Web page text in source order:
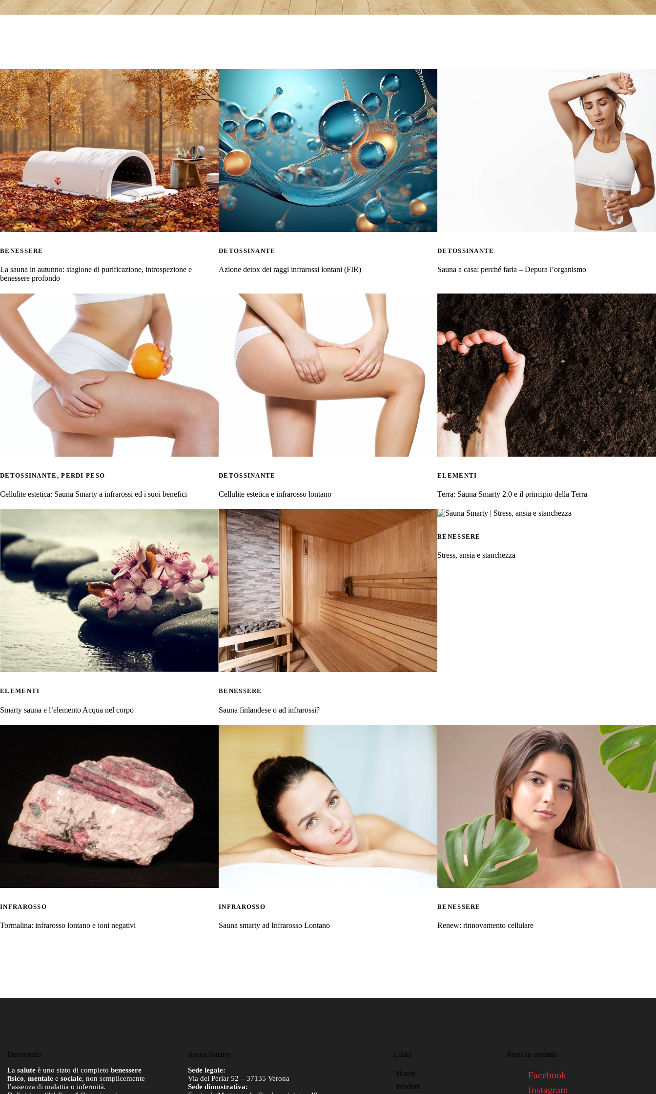
BENESSERE
La sauna in autunno: stagione di purificazione, introspezione e
benessere profondo
DETOSSINANTE
Azione detox dei raggi infrarossi lontani (FIR)
DETOSSINANTE
Sauna a casa: perché farla – Depura l’organismo
DETOSSINANTE ,PERDI PESO
Cellulite estetica: Sauna Smarty a infrarossi ed i suoi benefici
DETOSSINANTE
Cellulite estetica e infrarosso lontano
ELEMENTI
Terra: Sauna Smarty 2.0 e il principio della Terra
ELEMENTI
Smarty sauna e l’elemento Acqua nel corpo
BENESSERE
Sauna finlandese o ad infrarossi?
BENESSERE
Stress, ansia e stanchezza
INFRAROSSO
Tormalina: infrarosso lontano e ioni negativi
INFRAROSSO
Sauna smarty ad Infrarosso Lontano
BENESSERE
Renew: rinnovamento cellulare
Benvenuto
La salute è uno stato di completo benessere
fisico, mentale e sociale, non semplicemente
l’assenza di malattia o infermità.
Sauna Smarty
Sede legale:
Via del Perlar 52 – 37135 Verona
Sede dimostrativa:
Links
Home
Prodotti
Resta in contatto
Facebook
Instagram